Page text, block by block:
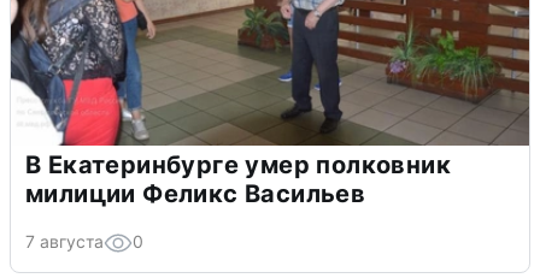
В Екатеринбурге умер полковник
милиции Феликс Васильев
7 августа 0